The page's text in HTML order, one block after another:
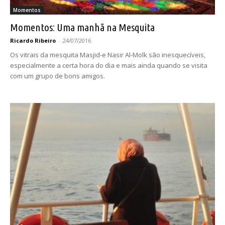
Momentos
Momentos: Uma manhã na Mesquita
Ricardo Ribeiro - 24/07/2016
Os vitrais da mesquita Masjid-e Nasir Al-Molk são inesquecíveis,
especialmente a certa hora do dia e mais ainda quando se visita
com um grupo de bons amigos.